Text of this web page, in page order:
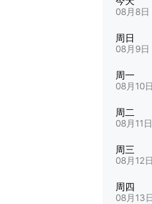
08月8日
周日
08月9日
周一
08月10日
周二
08月11日
周三
08月12日
周四
08月13